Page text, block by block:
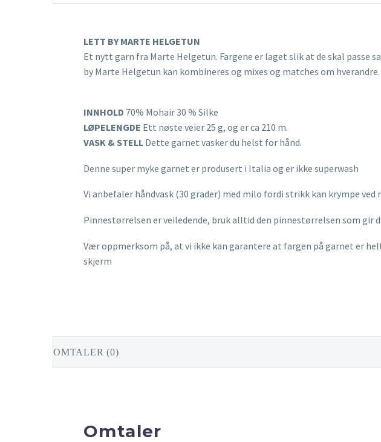
LETT BY MARTE HELGETUN
Et nytt garn fra Marte Helgetun. Fargene er laget slik at de skal passe
by Marte Helgetun kan kombineres og mixes og matches om hverandre.
INNHOLD 70% Mohair 30 % Silke
LØPELENGDE Ett nøste veier 25 g, og er ca 210 m.
VASK & STELL Dette garnet vasker du helst for hånd.
Denne super myke garnet er produsert i Italia og er ikke superwash
Vi anbefaler håndvask (30 grader) med milo fordi strikk kan krympe ved
Pinnestørrelsen er veiledende, bruk alltid den pinnestørrelsen som gir
Vær oppmerksom på, at vi ikke kan garantere at fargen på garnet er
skjerm
OMTALER (0)
Omtaler